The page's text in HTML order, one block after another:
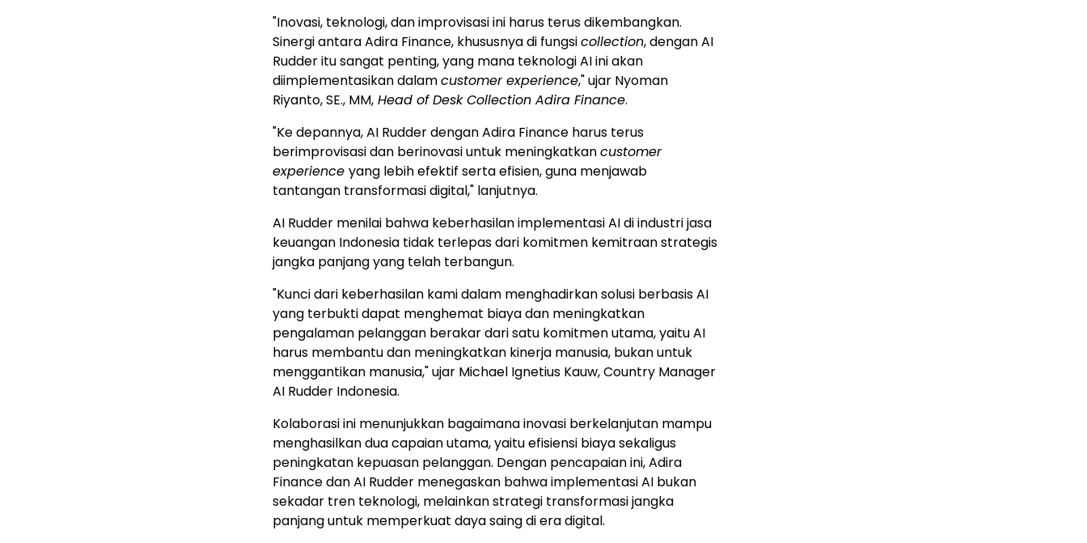
"Inovasi, teknologi, dan improvisasi ini harus terus dikembangkan.
Sinergi antara Adira Finance, khususnya di fungsicollection, dengan AI
Rudder itu sangat penting, yang mana teknologi AI ini akan
diimplementasikan dalamcustomer experience," ujar Nyoman
Riyanto, SE., MM, Head of Desk Collection Adira Finance.
"Ke depannya, AI Rudder dengan Adira Finance harus terus
berimprovisasi dan berinovasi untuk meningkatkancustomer
experience yang lebih efektif serta efisien, guna menjawab
tantangan transformasi digital," lanjutnya.
AI Rudder menilai bahwa keberhasilan implementasi AI di industri jasa
keuangan Indonesia tidak terlepas dari komitmen kemitraan strategis
jangka panjang yang telah terbangun.
"Kunci dari keberhasilan kami dalam menghadirkan solusi berbasis AI
yang terbukti dapat menghemat biaya dan meningkatkan
pengalaman pelanggan berakar dari satu komitmen utama, yaitu AI
harus membantu dan meningkatkan kinerja manusia, bukan untuk
menggantikan manusia," ujar Michael Ignetius Kauw, Country Manager
AI Rudder Indonesia.
Kolaborasi ini menunjukkan bagaimana inovasi berkelanjutan mampu
menghasilkan dua capaian utama, yaitu efisiensi biaya sekaligus
peningkatan kepuasan pelanggan. Dengan pencapaian ini, Adira
Finance dan AI Rudder menegaskan bahwa implementasi AI bukan
sekadar tren teknologi, melainkan strategi transformasi jangka
panjang untuk memperkuat daya saing di era digital.